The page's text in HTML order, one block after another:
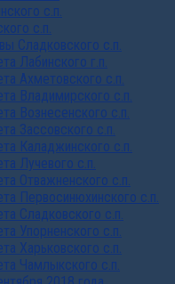
с.п.
с.п.
Сладковского с.п.
Лабинского г.п.
Ахметовского с.п.
Владимирского с.п.
Вознесенского с.п.
Зассовского с.п.
Каладжинского с.п.
Лучевого с.п.
Отважненского с.п.
Первосинюхинского с.п.
Сладковского с.п.
Упорненского с.п.
Харьковского с.п.
Чамлыкского с.п.